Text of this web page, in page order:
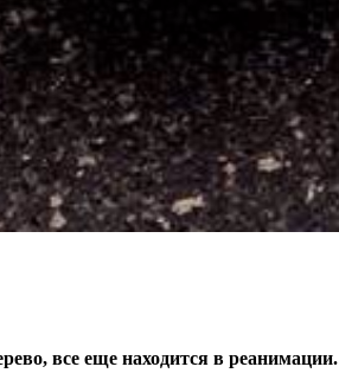
все еще находится в реанимации.